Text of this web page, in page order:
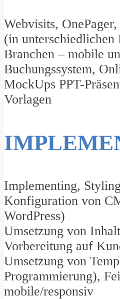
Webvisits,
(in unterschiedlichen
Branchen – mobile
Buchungssystem,
MockUps PPT-
Vorlagen
Implementing,
Konfiguration von
WordPress)
Umsetzung von
Vorbereitung auf
Umsetzung von
Programmierung),
mobile/responsiv